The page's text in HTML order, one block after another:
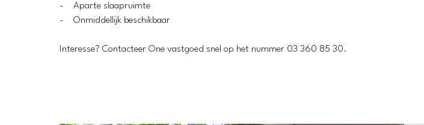
- Aparte slaapruimte
- Onmiddellijk beschikbaar
Interesse? Contacteer One vastgoed snel op het nummer 03 360 85 30.